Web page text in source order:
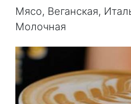
Мясо, Веганская,
Молочная